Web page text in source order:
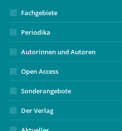
Fachgebiete
Periodika
Autorinnen und Autoren
Open Access
Sonderangebote
Der Verlag